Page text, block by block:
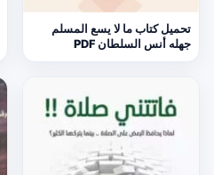
تحميل كتاب ما لا يسع المسلم
جهله أنس السلطان PDF